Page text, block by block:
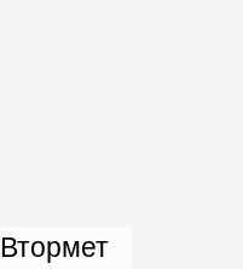
Втормет